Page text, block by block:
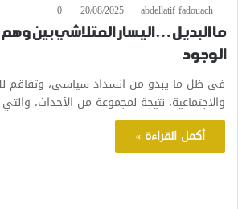
abdellatif fadouach
20/08/2025
0
ما البديل… اليسار المتلاشي بين
الوجود
في ظل ما يبدو من انسداد سياسي، وتفاقم
والاجتماعية، نتيجة لمجموعة من الأحداث،
أكمل القراءة »